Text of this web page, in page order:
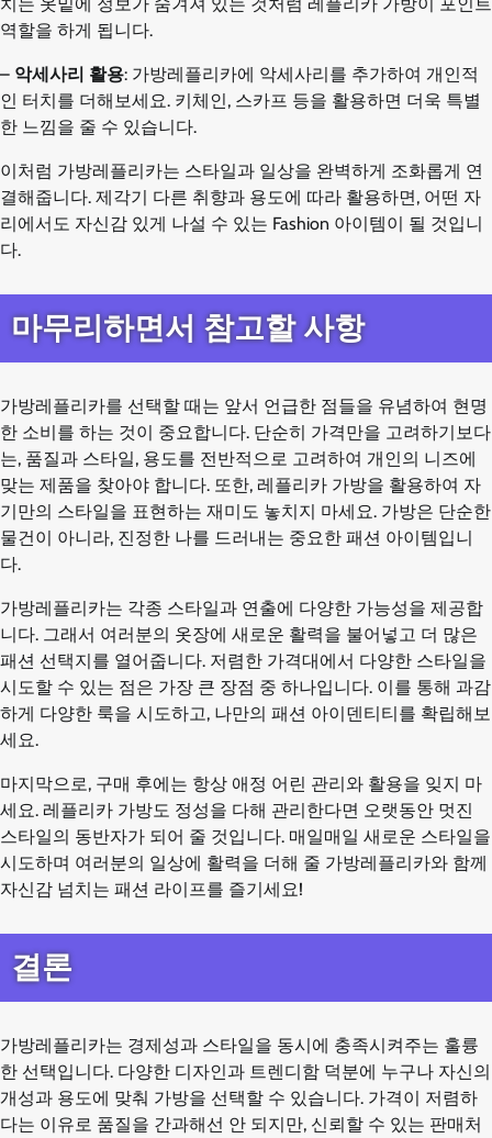
역할을 하게 됩니다.
– 악세사리 활용: 가방레플리카에 악세사리를 추가하여 개인적
인 터치를 더해보세요. 키체인, 스카프 등을 활용하면 더욱 특별
한 느낌을 줄 수 있습니다.
이처럼 가방레플리카는 스타일과 일상을 완벽하게 조화롭게 연
결해줍니다. 제각기 다른 취향과 용도에 따라 활용하면, 어떤 자
리에서도 자신감 있게 나설 수 있는 Fashion 아이템이 될 것입니
다.
마무리하면서 참고할 사항
가방레플리카를 선택할 때는 앞서 언급한 점들을 유념하여 현명
한 소비를 하는 것이 중요합니다. 단순히 가격만을 고려하기보다
는, 품질과 스타일, 용도를 전반적으로 고려하여 개인의 니즈에
맞는 제품을 찾아야 합니다. 또한, 레플리카 가방을 활용하여 자
기만의 스타일을 표현하는 재미도 놓치지 마세요. 가방은 단순한
물건이 아니라, 진정한 나를 드러내는 중요한 패션 아이템입니
다.
가방레플리카는 각종 스타일과 연출에 다양한 가능성을 제공합
니다. 그래서 여러분의 옷장에 새로운 활력을 불어넣고 더 많은
패션 선택지를 열어줍니다. 저렴한 가격대에서 다양한 스타일을
시도할 수 있는 점은 가장 큰 장점 중 하나입니다. 이를 통해 과감
하게 다양한 룩을 시도하고, 나만의 패션 아이덴티티를 확립해보
세요.
마지막으로, 구매 후에는 항상 애정 어린 관리와 활용을 잊지 마
세요. 레플리카 가방도 정성을 다해 관리한다면 오랫동안 멋진
스타일의 동반자가 되어 줄 것입니다. 매일매일 새로운 스타일을
시도하며 여러분의 일상에 활력을 더해 줄 가방레플리카와 함께
자신감 넘치는 패션 라이프를 즐기세요!
결론
가방레플리카는 경제성과 스타일을 동시에 충족시켜주는 훌륭
한 선택입니다. 다양한 디자인과 트렌디함 덕분에 누구나 자신의
개성과 용도에 맞춰 가방을 선택할 수 있습니다. 가격이 저렴하
다는 이유로 품질을 간과해선 안 되지만, 신뢰할 수 있는 판매처